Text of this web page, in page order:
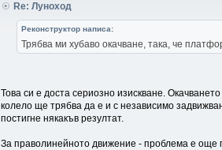
Re: Луноход
Реконструктор написа:
Трябва ми хубаво окачване, така, че
Това си е доста сериозно изискване.
колело ще трябва да е и с независимо
постигне някакъв резултат.
За праволинейното движение - проблема е още